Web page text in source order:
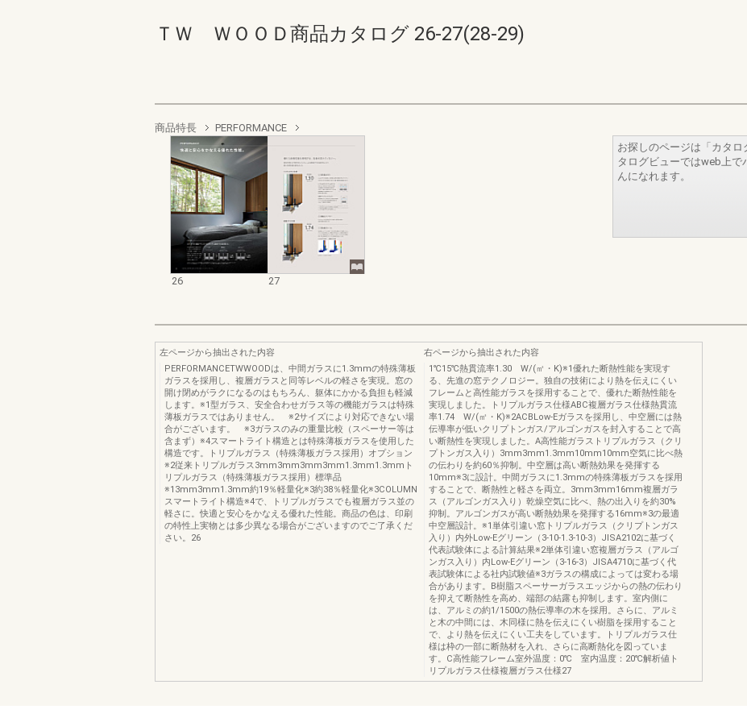
ＴＷ ＷＯＯＤ商品カタログ 26-27(28-29)
商品特長 PERFORMANCE
26 27
お探しのページは「カタ
タログビューではweb上で
んになれます。
左ページから抽出された内容
PERFORMANCETWWOODは、中間ガラスに1.3mmの特殊薄板
ガラスを採用し、複層ガラスと同等レベルの軽さを実現。窓の
開け閉めがラクになるのはもちろん、躯体にかかる負担も軽減
します。※1型ガラス、安全合わせガラス等の機能ガラスは特殊
薄板ガラスではありません。 ※2サイズにより対応できない場
合がございます。 ※3ガラスのみの重量比較（スペーサー等は
含まず）※4スマートライト構造とは特殊薄板ガラスを使用した
構造です。トリプルガラス（特殊薄板ガラス採用）オプション
※2従来トリプルガラス3mm3mm3mm3mm1.3mm1.3mmト
リプルガラス（特殊薄板ガラス採用）標準品
※13mm3mm1.3mm約19％軽量化※3約38％軽量化※3COLUMN
スマートライト構造※4で、トリプルガラスでも複層ガラス並の
軽さに。快適と安心をかなえる優れた性能。商品の色は、印刷
の特性上実物とは多少異なる場合がございますのでご了承くだ
さい。26
右ページから抽出された内容
1℃15℃熱貫流率1.30 W/(㎡・K)※1優れた断熱性能を実現す
る、先進の窓テクノロジー。独自の技術により熱を伝えにくい
フレームと高性能ガラスを採用することで、優れた断熱性能を
実現しました。トリプルガラス仕様ABC複層ガラス仕様熱貫流
率1.74 W/(㎡・K)※2ACBLow-Eガラスを採用し、中空層には熱
伝導率が低いクリプトンガス/アルゴンガスを封入することで高
い断熱性を実現しました。A高性能ガラストリプルガラス（クリ
プトンガス入り）3mm3mm1.3mm10mm10mm空気に比べ熱
の伝わりを約60％抑制。中空層は高い断熱効果を発揮する
10mm※3に設計。中間ガラスに1.3mmの特殊薄板ガラスを採用
することで、断熱性と軽さを両立。3mm3mm16mm複層ガラ
ス（アルゴンガス入り）乾燥空気に比べ、熱の出入りを約30%
抑制。アルゴンガスが高い断熱効果を発揮する16mm※3の最適
中空層設計。※1単体引違い窓トリプルガラス（クリプトンガス
入り）内外Low-Eグリーン（3-10-1.3-10-3）JISA2102に基づく
代表試験体による計算結果※2単体引違い窓複層ガラス（アルゴ
ンガス入り）内Low-Eグリーン（3-16-3）JISA4710に基づく代
表試験体による社内試験値※3ガラスの構成によっては変わる場
合があります。B樹脂スペーサーガラスエッジからの熱の伝わり
を抑えて断熱性を高め、端部の結露も抑制します。室内側に
は、アルミの約1/1500の熱伝導率の木を採用。さらに、アルミ
と木の中間には、木同様に熱を伝えにくい樹脂を採用すること
で、より熱を伝えにくい工夫をしています。トリプルガラス仕
様は枠の一部に断熱材を入れ、さらに高断熱化を図っていま
す。C高性能フレーム室外温度：0℃ 室内温度：20℃解析値ト
リプルガラス仕様複層ガラス仕様27